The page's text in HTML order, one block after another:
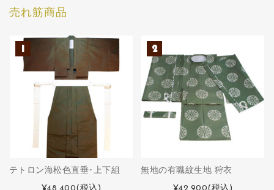
売れ筋商品
テトロン海松色直垂･上下組
無地の有職紋生地 狩衣